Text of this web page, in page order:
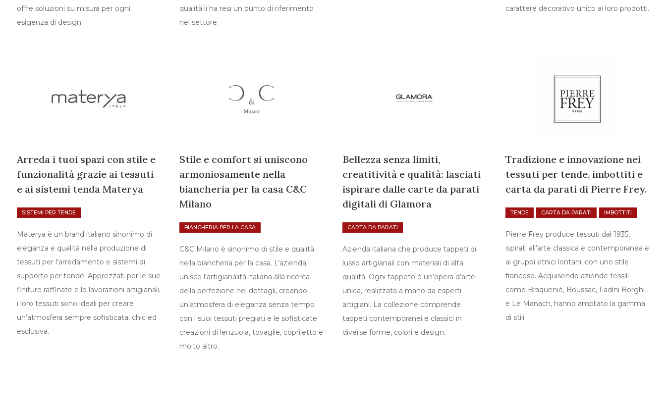
offre soluzioni su misura per ogni
esigenza di design.
qualità li ha resi un punto di riferimento
nel settore.
carattere decorativo unico ai loro prodotti.
Arreda i tuoi spazi con stile e
funzionalità grazie ai tessuti
e ai sistemi tenda Materya
SISTEMI PER TENDE
Materya è un brand italiano sinonimo di
eleganza e qualità nella produzione di
tessuti per l’arredamento e sistemi di
supporto per tende. Apprezzati per le sue
finiture raffinate e le lavorazioni artigianali,
i loro tessuti sono ideali per creare
un’atmosfera sempre sofisticata, chic ed
esclusiva.
Stile e comfort si uniscono
armoniosamente nella
biancheria per la casa C&C
Milano
BIANCHERIA PER LA CASA
C&C Milano è sinonimo di stile e qualità
nella biancheria per la casa. L’azienda
unisce l’artigianalità italiana alla ricerca
della perfezione nei dettagli, creando
un’atmosfera di eleganza senza tempo
con i suoi tessuti pregiati e le sofisticate
creazioni di lenzuola, tovaglie, copriletto e
molto altro.
Bellezza senza limiti,
creatitività e qualità: lasciati
ispirare dalle carte da parati
digitali di Glamora
CARTA DA PARATI
Azienda italiana che produce tappeti di
lusso artigianali con materiali di alta
qualità. Ogni tappeto è un’opera d’arte
unica, realizzata a mano da esperti
artigiani. La collezione comprende
tappeti contemporanei e classici in
diverse forme, colori e design.
Tradizione e innovazione nei
tessuti per tende, imbottiti e
carta da parati di Pierre Frey.
TENDE CARTA DA PARATI IMBOTTITI
Pierre Frey produce tessuti dal 1935,
ispirati all’arte classica e contemporanea e
ai gruppi etnici lontani, con uno stile
francese. Acquisendo aziende tessili
come Braquenié, Boussac, Fadini Borghi
e Le Manach, hanno ampliato la gamma
di stili.